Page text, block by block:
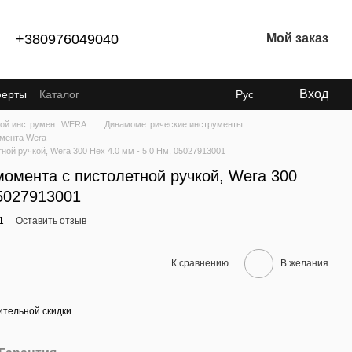
+380976049040 Мой заказ
Каталог Рус Вход
инструмент WERA
Динамометрические инструменты
Wera
ручкой, Wera 300 Hex 4.0 мм - 5.0 Нм, 05027913001
с пистолетной ручкой, Wera 300
Оставить отзыв
К сравнению В желания
скидки